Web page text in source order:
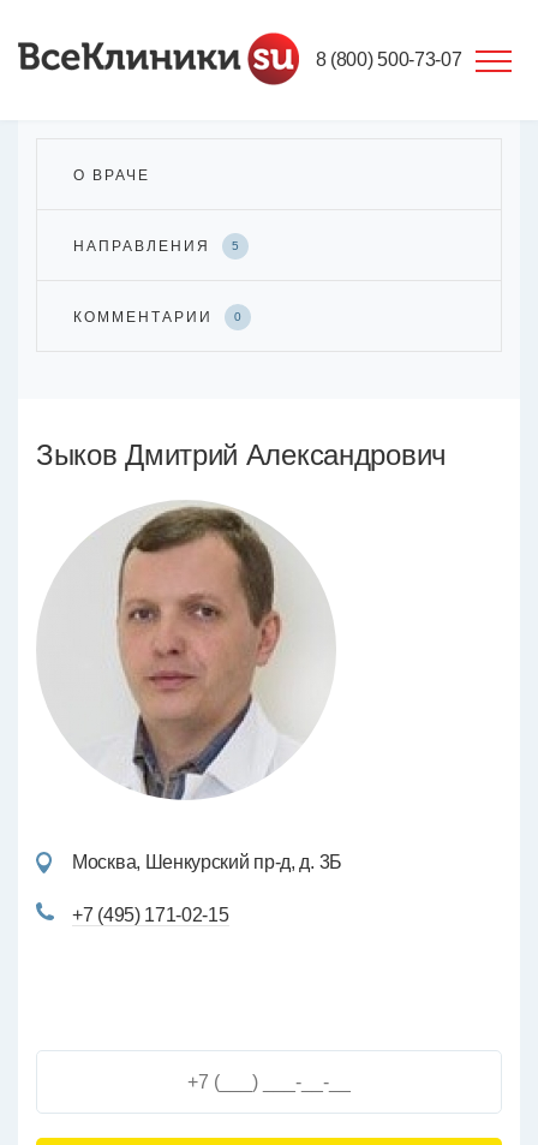
8 (800) 500-73-07
О ВРАЧЕ
НАПРАВЛЕНИЯ 5
КОММЕНТАРИИ 0
Зыков Дмитрий Александрович
Москва, Шенкурский пр-д, д. 3Б
+7 (495) 171-02-15
3+6=